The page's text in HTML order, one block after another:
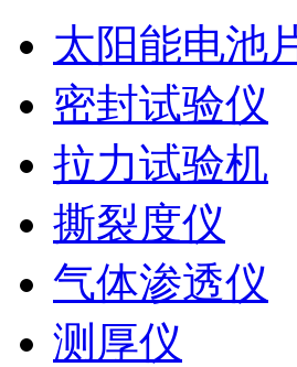
太阳能电池
密封试验仪
拉力试验机
撕裂度仪
气体渗透仪
测厚仪